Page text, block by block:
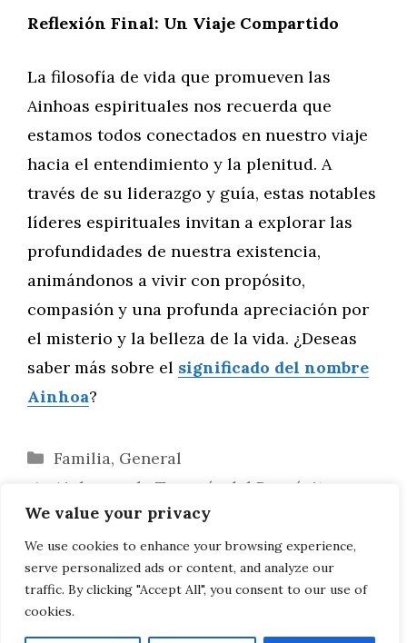
We value your privacy
We use cookies to enhance your browsing experience,
serve personalized ads or content, and analyze our
traffic. By clicking "Accept All", you consent to our use of
cookies.
Reflexión Final: Un Viaje Compartido
La filosofía de vida que promueven las
Ainhoas espirituales nos recuerda que
estamos todos conectados en nuestro viaje
hacia el entendimiento y la plenitud. A
través de su liderazgo y guía, estas notables
líderes espirituales invitan a explorar las
profundidades de nuestra existencia,
animándonos a vivir con propósito,
compasión y una profunda apreciación por
el misterio y la belleza de la vida. ¿Deseas
saber más sobre el significado del nombre
Ainhoa?
Categorías
Familia, General
Ainhoa en la Travesía del Propósito:
Relatos que Inspiran
Ainhoa y la Vanguardia Tecnológica:
Puentes hacia el Futuro